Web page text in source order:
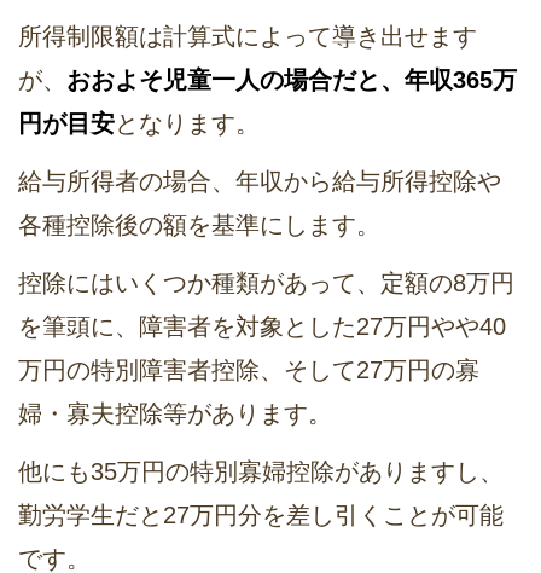
所得制限額は計算式によって導き出せます
が、 おおよそ児童一人の場合だと、年収365万
円が目安となります。
給与所得者の場合、年収から給与所得控除や
各種控除後の額を基準にします。
控除にはいくつか種類があって、定額の8万円
を筆頭に、障害者を対象とした27万円やや40
万円の特別障害者控除、そして27万円の寡
婦・寡夫控除等があります。
他にも35万円の特別寡婦控除がありますし、
勤労学生だと27万円分を差し引くことが可能
です。